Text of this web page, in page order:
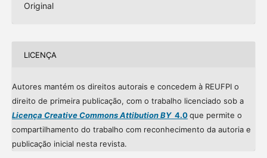
Original
LICENÇA
Autores mantém os direitos autorais e concedem à REUFPI o
direito de primeira publicação, com o trabalho licenciado sob a
Licença Creative Commons Attibution BY4.0que permite o
compartilhamento do trabalho com reconhecimento da autoria e
publicação inicial nesta revista.